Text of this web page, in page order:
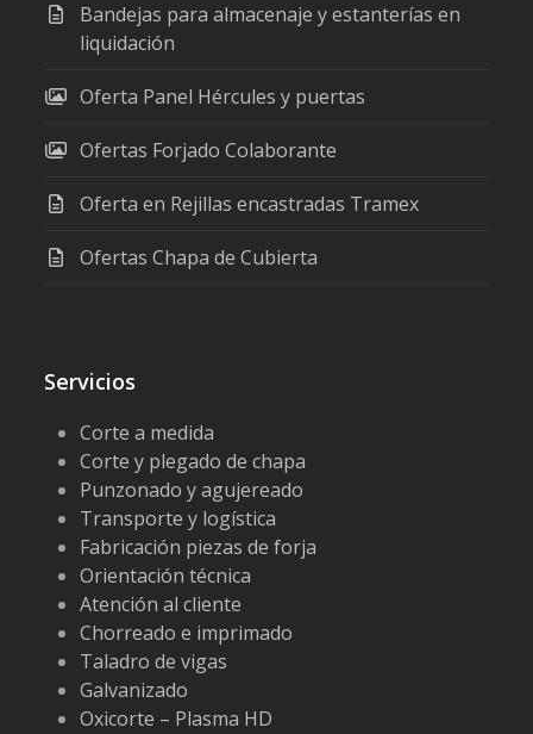
Bandejas para almacenaje y estanterías en
liquidación
Oferta Panel Hércules y puertas
Ofertas Forjado Colaborante
Oferta en Rejillas encastradas Tramex
Ofertas Chapa de Cubierta
Servicios
Corte a medida
Corte y plegado de chapa
Punzonado y agujereado
Transporte y logística
Fabricación piezas de forja
Orientación técnica
Atención al cliente
Chorreado e imprimado
Taladro de vigas
Galvanizado
Oxicorte – Plasma HD